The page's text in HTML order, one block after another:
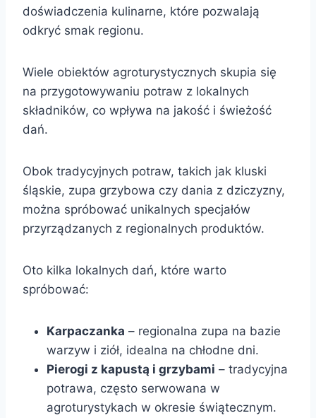
doświadczenia kulinarne, które pozwalają
odkryć smak regionu.
Wiele obiektów agroturystycznych skupia się
na przygotowywaniu potraw z lokalnych
składników, co wpływa na jakość i świeżość
dań.
Obok tradycyjnych potraw, takich jak kluski
śląskie, zupa grzybowa czy dania z dziczyzny,
można spróbować unikalnych specjałów
przyrządzanych z regionalnych produktów.
Oto kilka lokalnych dań, które warto
spróbować:
Karpaczanka – regionalna zupa na bazie
warzyw i ziół, idealna na chłodne dni.
Pierogi z kapustą i grzybami – tradycyjna
potrawa, często serwowana w
agroturystykach w okresie świątecznym.